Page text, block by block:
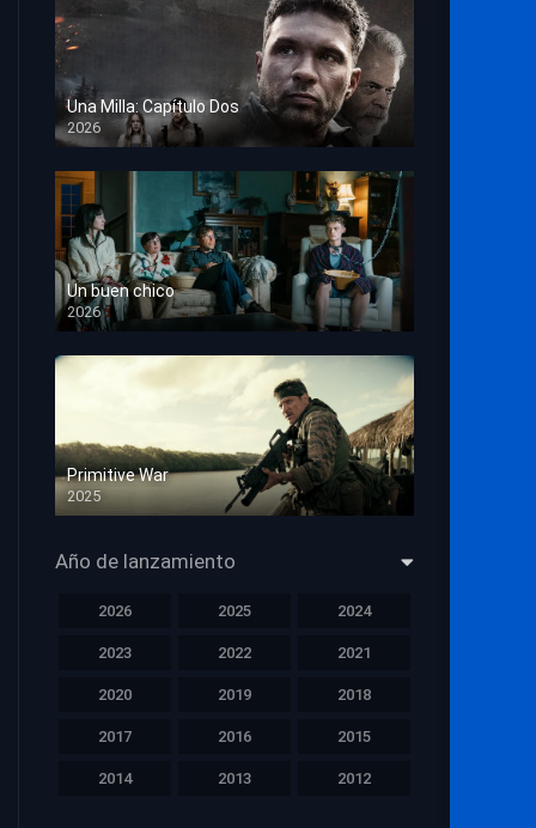
Una Milla: Capítulo Dos
2026
HD 1080p
Un buen chico
2026
HD 1080p
Primitive War
2025
HD 1080p
Año de lanzamiento
2026 2025 2024
2023 2022 2021
2020 2019 2018
2017 2016 2015
2014 2013 2012